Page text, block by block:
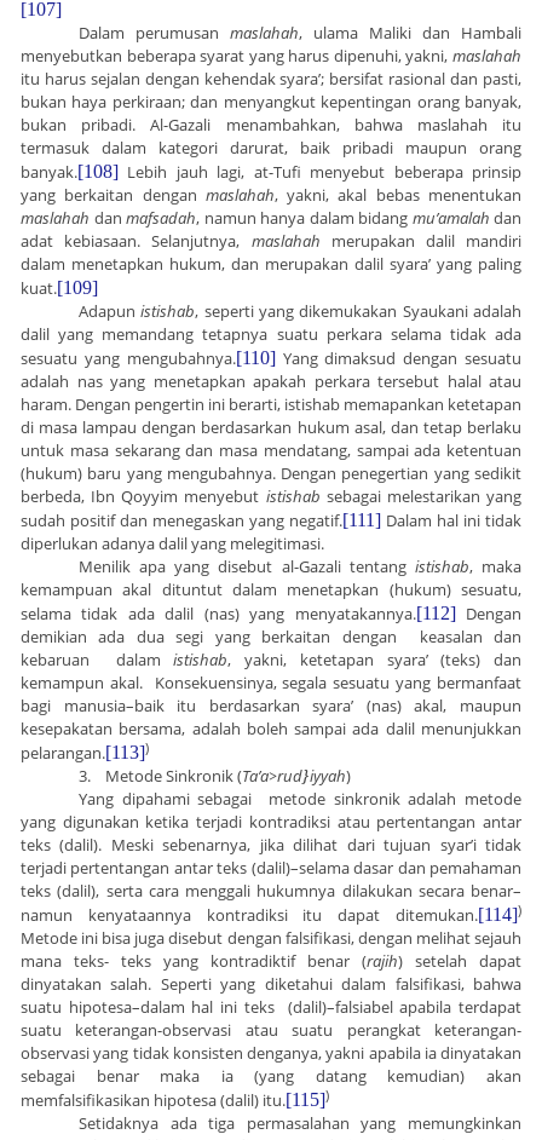
[107]
Dalam perumusan maslahah, ulama Maliki dan Hambali
menyebutkan beberapa syarat yang harus dipenuhi, yakni, maslahah
itu harus sejalan dengan kehendak syara’; bersifat rasional dan pasti,
bukan haya perkiraan; dan menyangkut kepentingan orang banyak,
bukan pribadi. Al-Gazali menambahkan, bahwa maslahah itu
termasuk dalam kategori darurat, baik pribadi maupun orang
banyak.[108] Lebih jauh lagi, at-Tufi menyebut beberapa prinsip
yang berkaitan dengan maslahah, yakni, akal bebas menentukan
maslahah dan mafsadah, namun hanya dalam bidang mu’amalah dan
adat kebiasaan. Selanjutnya, maslahah merupakan dalil mandiri
dalam menetapkan hukum, dan merupakan dalil syara’ yang paling
kuat.[109]
Adapunistishab, seperti yang dikemukakan Syaukani adalah
dalil yang memandang tetapnya suatu perkara selama tidak ada
sesuatu yang mengubahnya.[110]Yang dimaksud dengan sesuatu
adalah nas yang menetapkan apakah perkara tersebut halal atau
haram. Dengan pengertin ini berarti, istishab memapankan ketetapan
di masa lampau dengan berdasarkan hukum asal, dan tetap berlaku
untuk masa sekarang dan masa mendatang, sampai ada ketentuan
(hukum) baru yang mengubahnya. Dengan penegertian yang sedikit
berbeda, Ibn Qoyyim menyebut istishab sebagai melestarikan yang
sudah positif dan menegaskan yang negatif.[111] Dalam hal ini tidak
diperlukan adanya dalil yang melegitimasi.
Menilik apa yang disebut al-Gazali tentang istishab, maka
kemampuan akal dituntut dalam menetapkan (hukum) sesuatu,
selama tidak ada dalil (nas) yang menyatakannya.[112]Dengan
demikian ada dua segi yang berkaitan dengan keasalan dan
kebaruan dalamistishab, yakni, ketetapan syara’ (teks) dan
kemampun akal. Konsekuensinya, segala sesuatu yang bermanfaat
bagi manusia–baik itu berdasarkan syara’ (nas) akal, maupun
kesepakatan bersama, adalah boleh sampai ada dalil menunjukkan
pelarangan.[113])
3. Metode Sinkronik (Ta’a>rud}iyyah)
Yang dipahami sebagai metode sinkronik adalah metode
yang digunakan ketika terjadi kontradiksi atau pertentangan antar
teks (dalil). Meski sebenarnya, jika dilihat dari tujuan syar’i tidak
terjadi pertentangan antar teks (dalil)–selama dasar dan pemahaman
teks (dalil), serta cara menggali hukumnya dilakukan secara benar–
namun kenyataannya kontradiksi itu dapat ditemukan.[114])
Metode ini bisa juga disebut dengan falsifikasi, dengan melihat sejauh
mana teks- teks yang kontradiktif benar (rajih) setelah dapat
dinyatakan salah. Seperti yang diketahui dalam falsifikasi, bahwa
suatu hipotesa–dalam hal ini teks (dalil)–falsiabel apabila terdapat
suatu keterangan-observasi atau suatu perangkat keterangan-
observasi yang tidak konsisten denganya, yakni apabila ia dinyatakan
sebagai benar maka ia (yang datang kemudian) akan
memfalsifikasikan hipotesa (dalil) itu.[115])
Setidaknya ada tiga permasalahan yang memungkinkan